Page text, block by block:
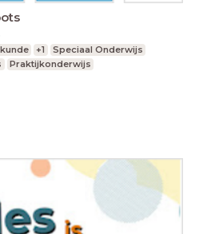
+1
Speciaal Onderwijs
Praktijkonderwijs